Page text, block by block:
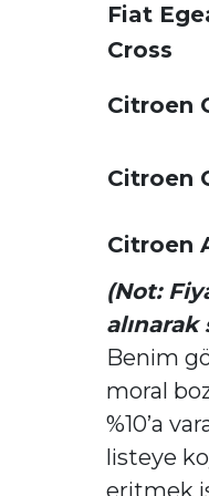
Fiat
Cross
Citroen
Citroen
Citroen
(Not:
Benim
moral
%10’a
listeye